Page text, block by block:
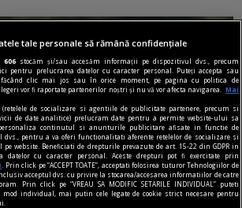
tale personale să rămână confidențiale
606 stocăm și/sau accesăm informații pe dispozitivul dvs., precum
pentru prelucrarea datelor cu caracter personal. Puteți accepta sau
făcând clic mai jos sau în orice moment, pe pagina cu politica de
vor fi raportate partenerilor noștri și nu vă vor afecta navigarea.
Mai
de socializare si agentiile de publicitate partenere, precum si
de date analitice) prelucram date pentru a permite website-ului sa
continutul si anunturile publicitare afisate in functie de
pentru a va oferi functionalitati aferente retelelor de socializare si
website. Beneficiati de drepturile prevazute de art. 15-22 din GDPR in
datelor cu caracter personal. Aceste drepturi pot fi exercitate prin
. Prin click pe “ACCEPT TOATE”, acceptati folosirea tuturor Tehnologiilor de
acceptul dvs. cu privire la stocarea/accesarea informatiilor de catre
Prin click pe “VREAU SA MODIFIC SETARILE INDIVIDUAL” puteti
individual, mai putin cele legate de cookie strict necesare pentru